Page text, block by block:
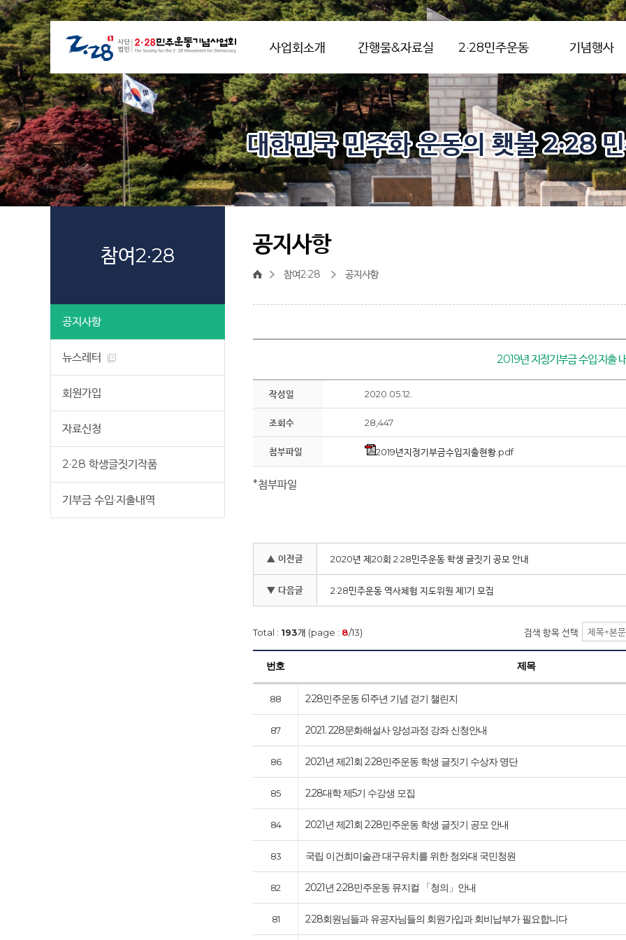
사업회소개 간행물&자료실 2·28민주운동 기념행사
대한민국 민주화 운동의 횃불 2·28
참여2·28
공지사항
뉴스레터
회원가입
자료신청
2·28 학생글짓기작품
기부금 수입·지출내역
공지사항
참여2·28 공지사항
2019년 지정기부금 수입·지출
작성일 2020.05.12.
조회수 28,447
첨부파일 2019년지정기부금수입지출현황.pdf
*첨부파일
▲ 이전글 2020년 제20회 2·28민주운동 학생 글짓기 공모 안내
▼ 다음글 2·28민주운동 역사체험 지도위원 제1기 모집
Total : 193개 (page : 8/13) 검색 항목 선택
번호 제목
88 2·28민주운동 61주년 기념 걷기 챌린지
87 2021. 228문화해설사 양성과정 강좌 신청안내
86 2021년 제21회 2·28민주운동 학생 글짓기 수상자 명단
85 2.28대학 제5기 수강생 모집
84 2021년 제21회 2·28민주운동 학생 글짓기 공모 안내
83 국립 이건희미술관 대구유치를 위한 청와대 국민청원
82 2021년 2·28민주운동 뮤지컬 「청의」안내
81 2·28회원님들과 유공자님들의 회원가입과 회비납부가 필요합니다